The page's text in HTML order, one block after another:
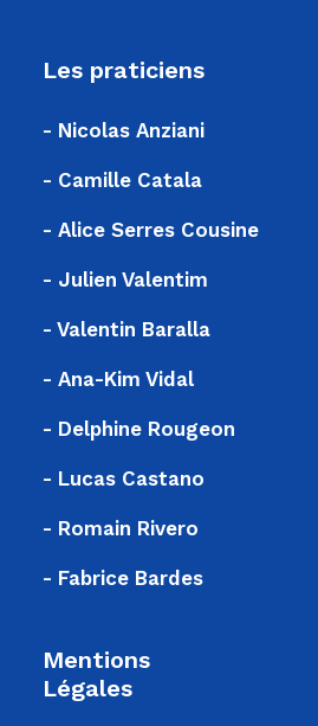
Les praticiens
- Nicolas Anziani
- Camille Catala
- Alice Serres Cousine
- Julien Valentim
- Valentin Baralla
- Ana-Kim Vidal
- Delphine Rougeon
- Lucas Castano
- Romain Rivero
- Fabrice Bardes
Mentions
Légales